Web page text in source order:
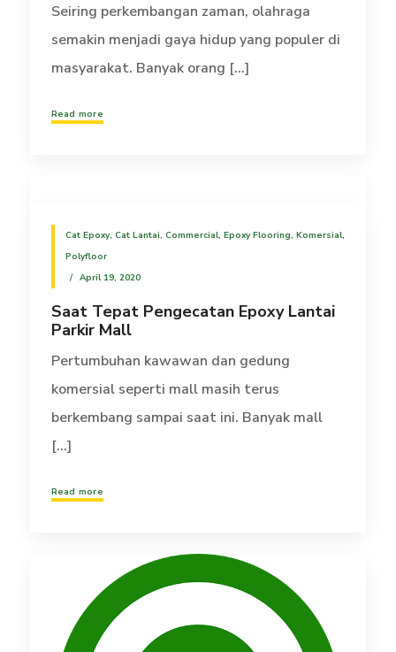
Seiring perkembangan zaman, olahraga
semakin menjadi gaya hidup yang populer di
masyarakat. Banyak orang [...]
Read more
Cat Epoxy, Cat Lantai, Commercial, Epoxy Flooring, Komersial,
Polyfloor
April 19, 2020
Saat Tepat Pengecatan Epoxy Lantai
Parkir Mall
Pertumbuhan kawawan dan gedung
komersial seperti mall masih terus
berkembang sampai saat ini. Banyak mall
[...]
Read more